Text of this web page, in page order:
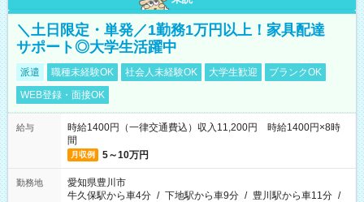
＼土日限定・単発／1勤務1万円以上！家具配達
サポート◎大学生活躍中
派遣 職種未経験OK 社会人未経験OK 大学生歓迎
ブランクOK
WEB登録・面接OK
給与
時給1400円（一律交通費込）収入11,200円 時給1400円×8時
間
月収例 5～10万円
勤務地
愛知県豊川市
牛久保駅から車4分 / 下地駅から車9分 / 豊川駅から車11分 /